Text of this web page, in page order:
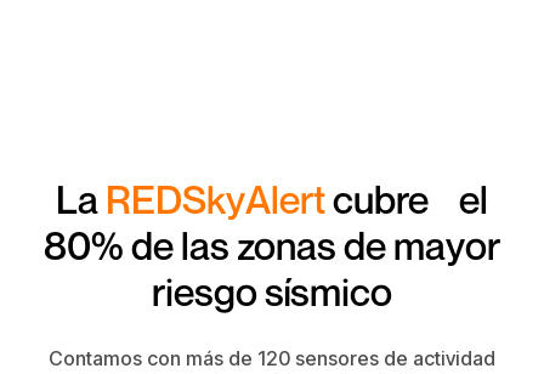
La REDSkyAlertcubre el
80% de las zonas de mayor
riesgo sísmico
Contamos con más de 120 sensores de actividad